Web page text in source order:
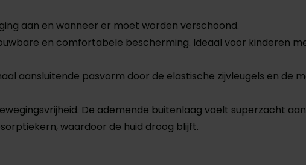
aan en wanneer er moet worden verschoond.
en comfortabele bescherming. Ideaal voor kinderen
aansluitende pasvorm door de elastische zijvleugels en de
De ademende buitenlaag voelt superzacht
waardoor de huid droog blijft.